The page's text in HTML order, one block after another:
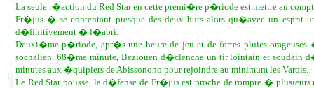
La seule r�action du Red Star en cette premi�re p�riode est mettre au
Fr�jus � se contentant presque des deux buts alors qu�avec un
d�finitivement � l�abri.
Deuxi�me p�riode, apr�s une heure de jeu et de fortes pluies
sochalien. 68�me minute, Beziouen d�clenche un tir lointain et soudain
minutes aux �quipiers de Abissonono pour rejoindre au minimum les Varois.
Le Red Star pousse, la d�fense de Fr�jus est proche de rompre �